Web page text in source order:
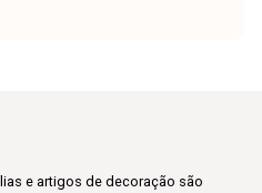
e artigos de decoração são